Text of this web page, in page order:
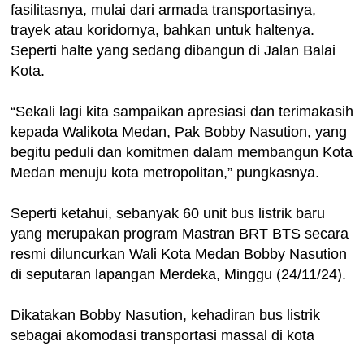
fasilitasnya, mulai dari armada transportasinya,
trayek atau koridornya, bahkan untuk haltenya.
Seperti halte yang sedang dibangun di Jalan Balai
Kota.
“Sekali lagi kita sampaikan apresiasi dan terimakasih
kepada Walikota Medan, Pak Bobby Nasution, yang
begitu peduli dan komitmen dalam membangun Kota
Medan menuju kota metropolitan,” pungkasnya.
Seperti ketahui, sebanyak 60 unit bus listrik baru
yang merupakan program Mastran BRT BTS secara
resmi diluncurkan Wali Kota Medan Bobby Nasution
di seputaran lapangan Merdeka, Minggu (24/11/24).
Dikatakan Bobby Nasution, kehadiran bus listrik
sebagai akomodasi transportasi massal di kota